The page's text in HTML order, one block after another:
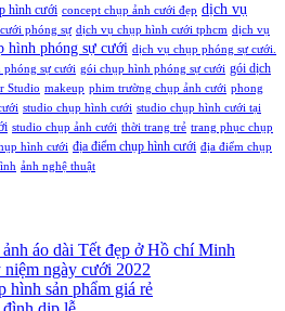
hình cưới concept chụp ảnh cưới đẹp dịch vụ
phóng sự dịch vụ chụp hình cưới tphcm dịch vụ
hình phóng sự cưới dịch vụ chụp phóng sự cưới.
phóng sự cưới gói chụp hình phóng sự cưới gói dịch
Studio makeup phim trường chụp ảnh cưới phong
studio chụp hình cưới studio chụp hình cưới tại
studio chụp ảnh cưới thời trang trẻ trang phục chụp
hình cưới địa điểm chụp hình cưới địa điểm chụp
ảnh nghệ thuật
áo dài Tết đẹp ở Hồ chí Minh
ngày cưới 2022
hình sản phẩm giá rẻ